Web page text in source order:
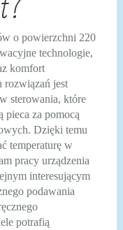
o powierzchni 220
technologie,
komfort
rozwiązań jest
sterowania, które
pieca za pomocą
Dzięki temu
temperaturę w
pracy urządzenia
interesującym
podawania
potrafią